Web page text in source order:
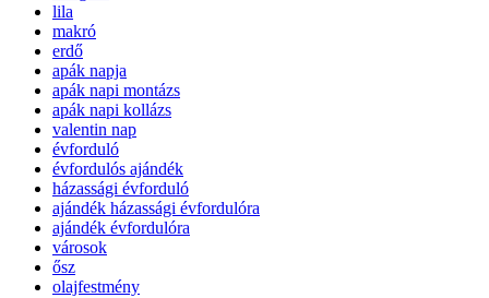
lila
makró
erdő
apák napja
apák napi montázs
apák napi kollázs
valentin nap
évforduló
évfordulós ajándék
házassági évforduló
ajándék házassági évfordulóra
ajándék évfordulóra
városok
ősz
olajfestmény